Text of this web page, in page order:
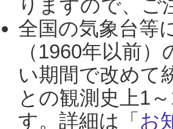
りますので、ご
全国の気象台等
（1960年以前
い期間で改めて
との観測史上1
す。詳細は「 お